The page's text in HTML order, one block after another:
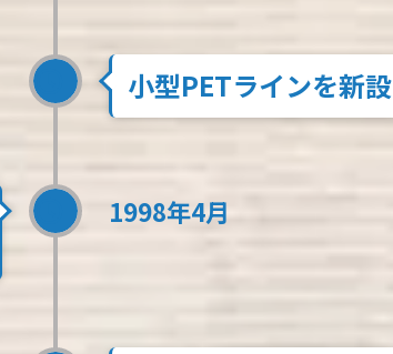
小型PETラインを新設
1998年4月